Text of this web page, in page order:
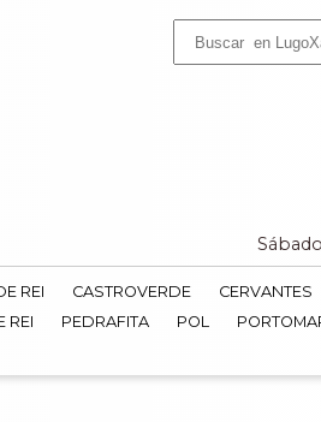
REI CASTROVERDE CERVANTES
REI PEDRAFITA POL